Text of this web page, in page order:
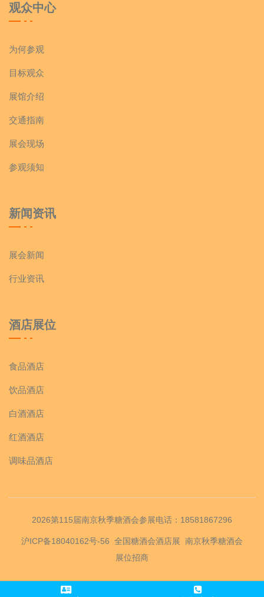
观众中心
为何参观
目标观众
展馆介绍
交通指南
展会现场
参观须知
新闻资讯
展会新闻
行业资讯
酒店展位
食品酒店
饮品酒店
白酒酒店
红酒酒店
调味品酒店
2026第115届南京秋季糖酒会参展电话：18581867296
沪ICP备18040162号-56 全国糖酒会酒店展 南京秋季糖酒会
展位招商